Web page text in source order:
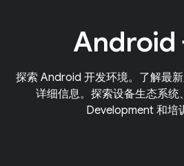
Android
探索 Android 开发环境。了解最
详细信息。探索设备生态系
Development 和培